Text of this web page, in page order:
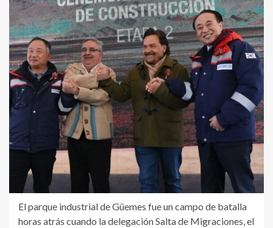
El parque industrial de Güemes fue un campo de batalla
horas atrás cuando la delegación Salta de Migraciones, el